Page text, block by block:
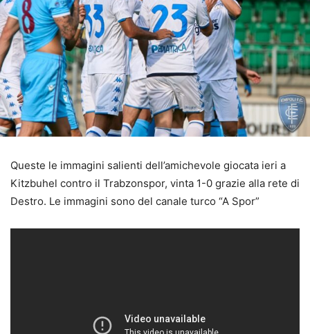
Queste le immagini salienti dell’amichevole giocata ieri a
Kitzbuhel contro il Trabzonspor, vinta 1-0 grazie alla rete di
Destro. Le immagini sono del canale turco “A Spor”